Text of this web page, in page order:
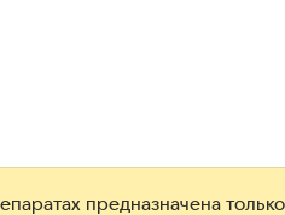
предназначена